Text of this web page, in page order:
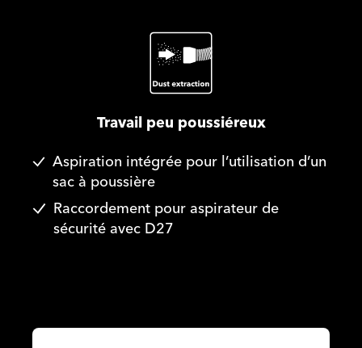
Travail peu poussiéreux
Aspiration intégrée pour l’utilisation d’un
sac à poussière
Raccordement pour aspirateur de
sécurité avec D27